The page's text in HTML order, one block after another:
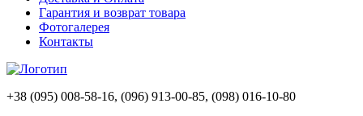
Гарантия и возврат товара
Фотогалерея
Контакты
+38 (095) 008-58-16, (096) 913-00-85, (098) 016-10-80